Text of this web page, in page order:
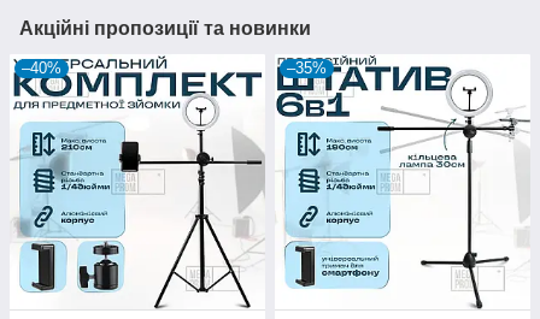
Акційні пропозиції та новинки
–40% –35%